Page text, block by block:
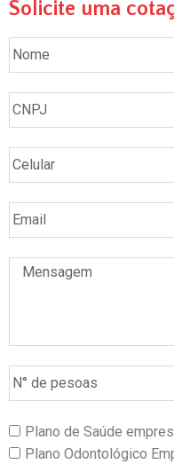
Solicite uma
Plano de Saúde
Plano Odontológico